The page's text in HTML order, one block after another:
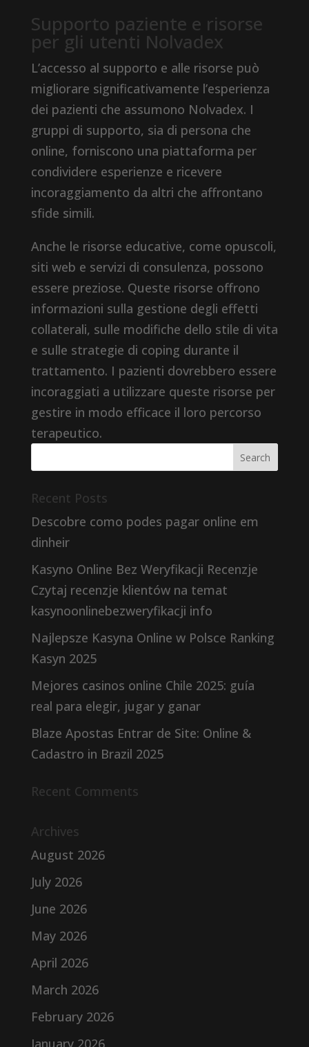
Supporto paziente e risorse
per gli utenti Nolvadex
L’accesso al supporto e alle risorse può
migliorare significativamente l’esperienza
dei pazienti che assumono Nolvadex. I
gruppi di supporto, sia di persona che
online, forniscono una piattaforma per
condividere esperienze e ricevere
incoraggiamento da altri che affrontano
sfide simili.
Anche le risorse educative, come opuscoli,
siti web e servizi di consulenza, possono
essere preziose. Queste risorse offrono
informazioni sulla gestione degli effetti
collaterali, sulle modifiche dello stile di vita
e sulle strategie di coping durante il
trattamento. I pazienti dovrebbero essere
incoraggiati a utilizzare queste risorse per
gestire in modo efficace il loro percorso
terapeutico.
Recent Posts
Descobre como podes pagar online em
dinheir
Kasyno Online Bez Weryfikacji Recenzje
Czytaj recenzje klientów na temat
kasynoonlinebezweryfikacji info
Najlepsze Kasyna Online w Polsce Ranking
Kasyn 2025
Mejores casinos online Chile 2025: guía
real para elegir, jugar y ganar
Blaze Apostas Entrar de Site: Online &
Cadastro in Brazil 2025
Recent Comments
Archives
August 2026
July 2026
June 2026
May 2026
April 2026
March 2026
February 2026
January 2026